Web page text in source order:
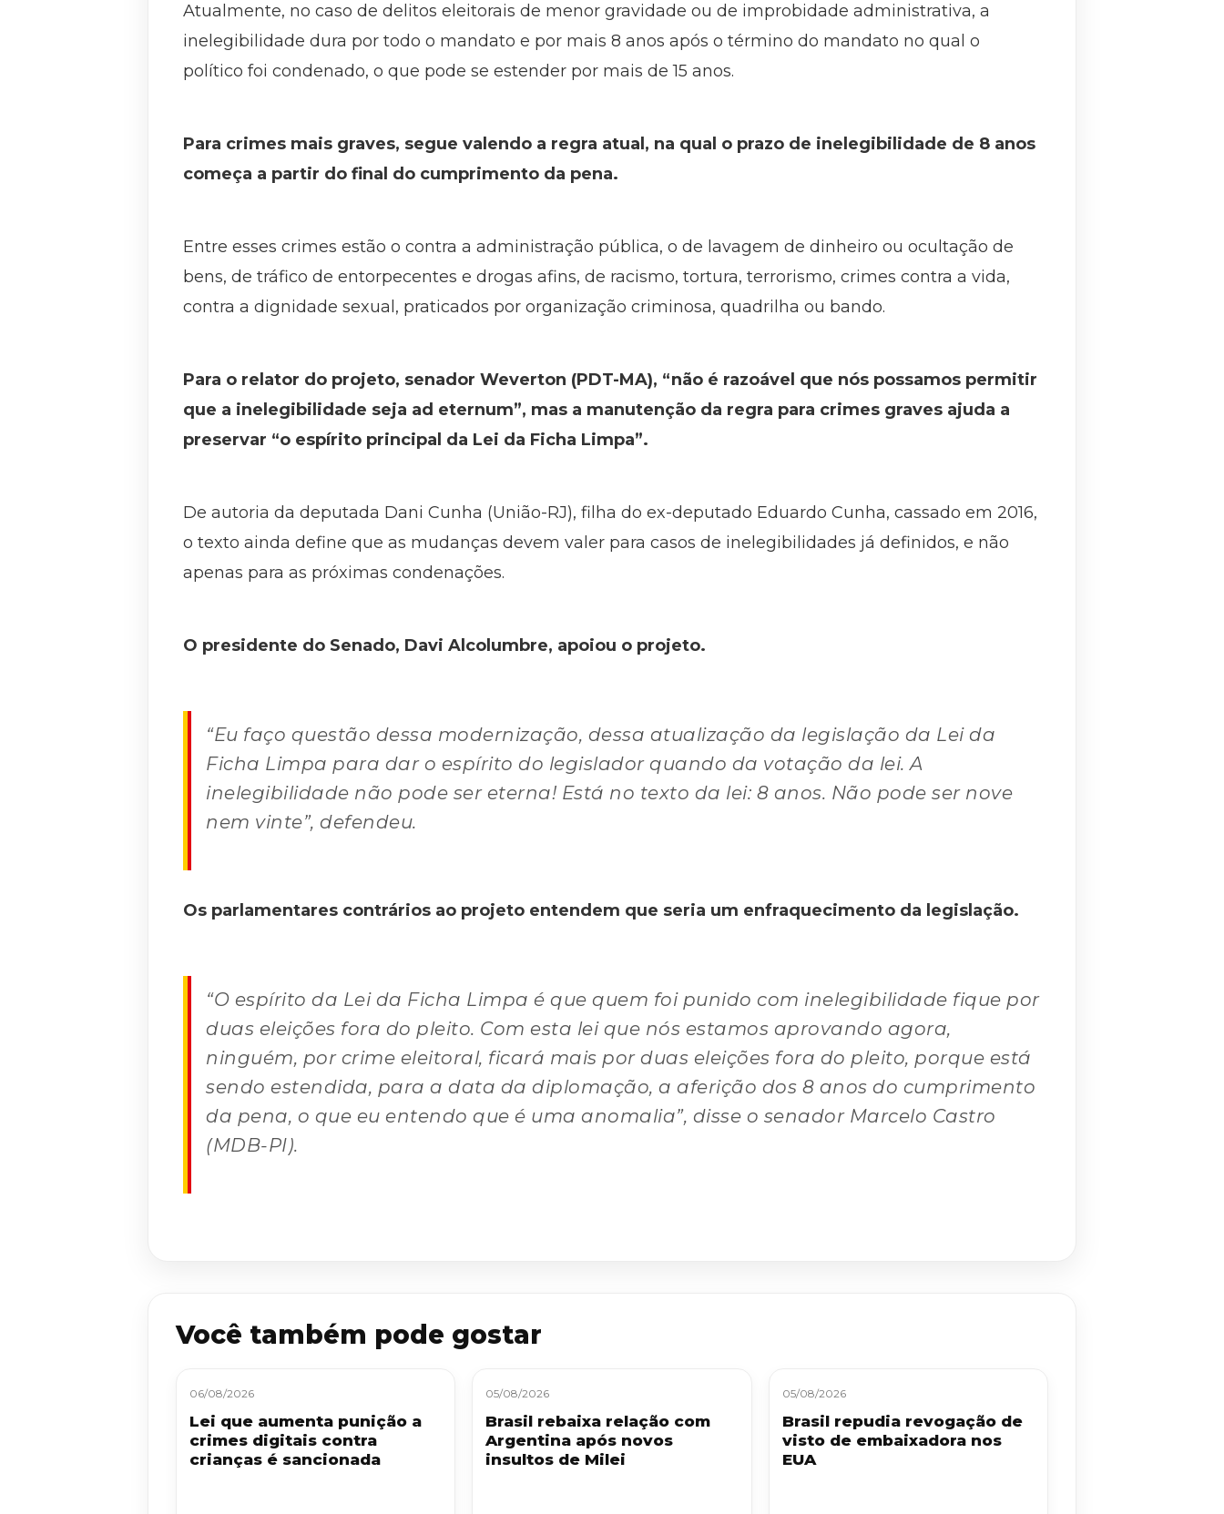
Atualmente, no caso de delitos eleitorais de menor gravidade ou de improbidade administrativa, a
inelegibilidade dura por todo o mandato e por mais 8 anos após o término do mandato no qual o
político foi condenado, o que pode se estender por mais de 15 anos.
Para crimes mais graves, segue valendo a regra atual, na qual o prazo de inelegibilidade de 8 anos
começa a partir do final do cumprimento da pena.
Entre esses crimes estão o contra a administração pública, o de lavagem de dinheiro ou ocultação de
bens, de tráfico de entorpecentes e drogas afins, de racismo, tortura, terrorismo, crimes contra a vida,
contra a dignidade sexual, praticados por organização criminosa, quadrilha ou bando.
Para o relator do projeto, senador Weverton (PDT-MA), “não é razoável que nós possamos permitir
que a inelegibilidade seja ad eternum”, mas a manutenção da regra para crimes graves ajuda a
preservar “o espírito principal da Lei da Ficha Limpa”.
De autoria da deputada Dani Cunha (União-RJ), filha do ex-deputado Eduardo Cunha, cassado em 2016,
o texto ainda define que as mudanças devem valer para casos de inelegibilidades já definidos, e não
apenas para as próximas condenações.
O presidente do Senado, Davi Alcolumbre, apoiou o projeto.
“Eu faço questão dessa modernização, dessa atualização da legislação da Lei da
Ficha Limpa para dar o espírito do legislador quando da votação da lei. A
inelegibilidade não pode ser eterna! Está no texto da lei: 8 anos. Não pode ser nove
nem vinte”, defendeu.
Os parlamentares contrários ao projeto entendem que seria um enfraquecimento da legislação.
“O espírito da Lei da Ficha Limpa é que quem foi punido com inelegibilidade fique por
duas eleições fora do pleito. Com esta lei que nós estamos aprovando agora,
ninguém, por crime eleitoral, ficará mais por duas eleições fora do pleito, porque está
sendo estendida, para a data da diplomação, a aferição dos 8 anos do cumprimento
da pena, o que eu entendo que é uma anomalia”, disse o senador Marcelo Castro
(MDB-PI).
Você também pode gostar
06/08/2026
Lei que aumenta punição a
crimes digitais contra
crianças é sancionada
05/08/2026
Brasil rebaixa relação com
Argentina após novos
insultos de Milei
05/08/2026
Brasil repudia revogação de
visto de embaixadora nos
EUA